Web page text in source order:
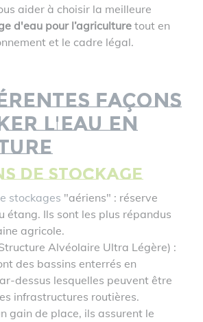
aider à choisir la meilleure
d'eau pour l’agriculture tout en
et le cadre légal.
façons
l'eau en
de stockage
stockages "aériens" : réserve
étang. Ils sont les plus répandus
agricole.
Alvéolaire Ultra Légère) :
des bassins enterrés en
dessus lesquelles peuvent être
infrastructures routières.
gain de place, ils assurent le